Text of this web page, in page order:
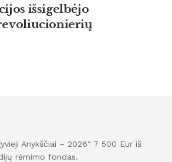
išsigelbėjo
Anykščiai – 2026“ 7 500 Eur iš
rėmimo fondas.